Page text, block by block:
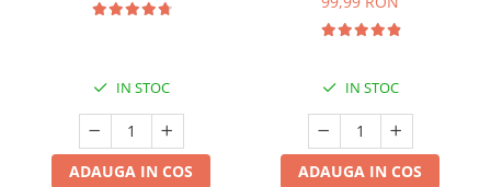
IN STOC
ADAUGA IN COS
IN STOC
ADAUGA IN COS